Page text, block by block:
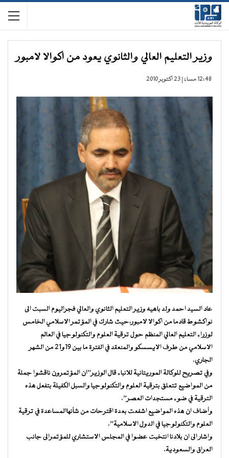
وزير التعليم العالي والثانوي يعود من اكوالا لامبور
12:48 مساءً | 23 أكتوبر 2010
عاد السيد احمد ولد باهيه وزير التعليم الثانوي والعالي فجراليوم السبت الى
نواكشوط قادما من اكوالا لامبور،حيث شارك في المؤتمر الاسلامي الخامس
لوزراء التعليم العالي المنظم حول ترقية العلوم والتكنولوجيا في العالم
الاسلامي من طرف الايسسكو والمنعقد في الفترة ما بين 19و21 من الشهر
الجاري.
وفي تصريح للوكالة الموريتانية للانباء قال الوزير”ان المؤتمرون ناقشوا جملة
من المواضيع تتعلق بترقية العلوم والتكنولوجيا والسبل الكفيلة بتفعل هذه
الترقية في ضوء مستجدات العصر”.
وأضاف ان هذه المواضيع اشفعت بعدة اقترحات من شأنهاالمساعدة في ترقية
العلوم والتكنولوجيا في الدول الاسلامية”.
واشار الى ان بلادنا انتخبت عضوا في المجلس الاستشاري للمؤتمرالى جانب
العراق والسعودية.